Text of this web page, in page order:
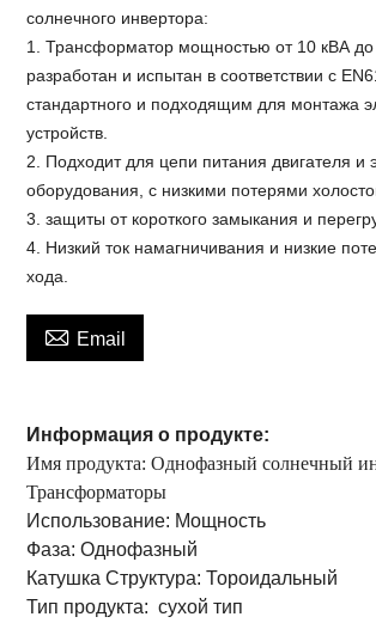
солнечного инвертора:
1. Трансформатор мощностью от 10 кВА до
разработан и испытан в соответствии с
стандартного и подходящим для монтажа
устройств.
2. Подходит для цепи питания двигателя и
оборудования, с низкими потерями
3. защиты от короткого замыкания и
4. Низкий ток намагничивания и низкие
хода.
 Email
Информация о продукте:
Имя продукта: Однофазный солнечный
Трансформаторы
Использование: Мощность
Фаза:Однофазный
Катушка Структура:Тороидальный
Тип продукта:сухой тип